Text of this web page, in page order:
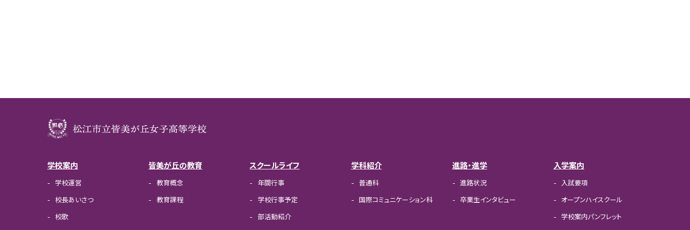
学校案内
学校運営
校長あいさつ
校歌
皆美が丘の教育
教育概念
教育課程
スクールライフ
年間行事
学校行事予定
部活動紹介
学科紹介
普通科
国際コミュニケーション科
進路・進学
進路状況
卒業生インタビュー
入学案内
入試要項
オープンハイスクール
学校案内パンフレット